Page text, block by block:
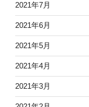
2021年7月
2021年6月
2021年5月
2021年4月
2021年3月